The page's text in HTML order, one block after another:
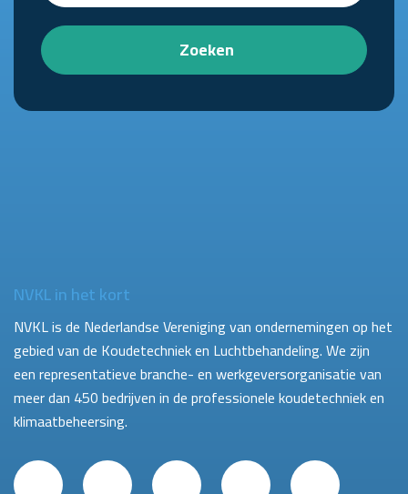
Zoeken
NVKL in het kort
NVKL is de Nederlandse Vereniging van ondernemingen op het
gebied van de Koudetechniek en Luchtbehandeling. We zijn
een representatieve branche- en werkgeversorganisatie van
meer dan 450 bedrijven in de professionele koudetechniek en
klimaatbeheersing.